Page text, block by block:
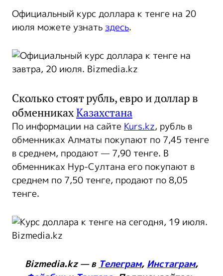
Официальный курс доллара к тенге на 20
июля можете узнать здесь.
Сколько стоят рубль, евро и доллар в
обменникахКазахстана
По информации на сайте Kurs.kz, рубль в
обменниках Алматы покупают по 7,45 тенге
в среднем, продают — 7,90 тенге. В
обменниках Нур-Султана его покупают в
среднем по 7,50 тенге, продают по 8,05
тенге.
Bizmedia.kz — в Телеграм, Инстаграм,